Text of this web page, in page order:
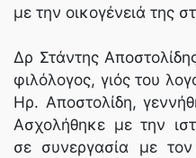
με την οικογένειά της
Δρ Στάντης
φιλόλογος, γιός του
Ηρ. Αποστολίδη,
Ασχολήθηκε με την
σε συνεργασία με